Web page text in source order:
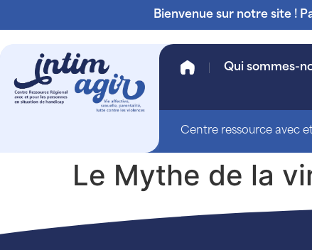
Bienvenue sur notre site !
Qui sommes-
Centre ressource avec
Le Mythe de la